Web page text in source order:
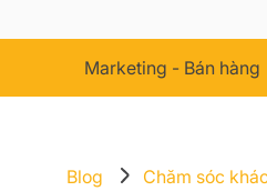
Marketing - Bán hàng
Blog
Chăm sóc